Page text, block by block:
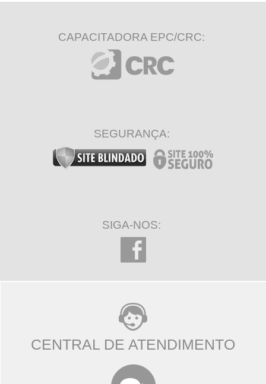
CAPACITADORA EPC/CRC:
SEGURANÇA:
SIGA-NOS:
CENTRAL DE ATENDIMENTO